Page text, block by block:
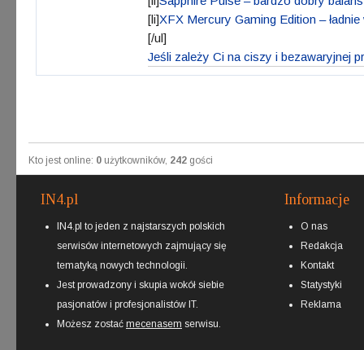
[li]XFX Mercury Gaming Edition –
[/ul]
Jeśli zależy Ci na ciszy i bezawaryjnej
Kto jest online: 0 użytkowników, 242 gości
IN4.pl
IN4.pl to jeden z najstarszych polskich
serwisów internetowych zajmujący się
tematyką nowych technologii.
Jest prowadzony i skupia wokół siebie
pasjonatów i profesjonalistów IT.
Możesz zostać mecenasem serwisu.
Informacje
O nas
Redakcja
Kontakt
Statystyki
Reklama